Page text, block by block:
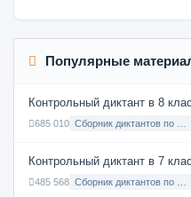
Популярные
Контрольный диктант в 8
685 010
Контрольный диктант в 7
485 568